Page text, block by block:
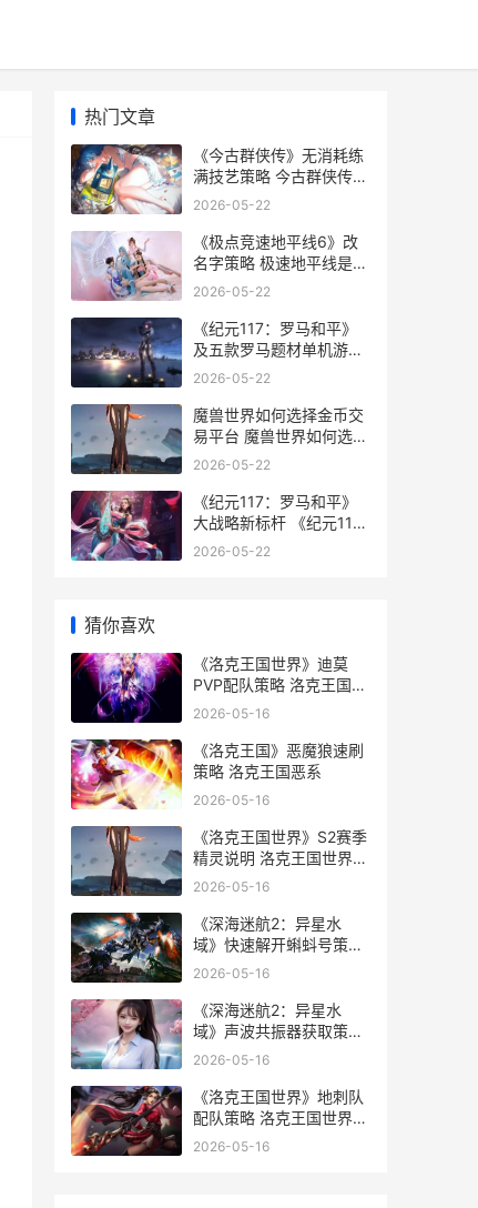
热门文章
《今古群侠传》无消耗练
满技艺策略 今古群侠传千
年猪参草
2026-05-22
《极点竞速地平线6》改
名字策略 极速地平线是什
么游戏
2026-05-22
《纪元117：罗马和平》
及五款罗马题材单机游戏
主推 《纪元117:罗马和
2026-05-22
魔兽世界如何选择金币交
易平台 魔兽世界如何选时
光服
2026-05-22
《纪元117：罗马和平》
大战略新标杆 《纪元117:
罗马和平》奇迹之主
2026-05-22
猜你喜欢
《洛克王国世界》迪莫
PVP配队策略 洛克王国世
界官网领取布瓜蝌
2026-05-16
《洛克王国》恶魔狼速刷
策略 洛克王国恶系
2026-05-16
《洛克王国世界》S2赛季
精灵说明 洛克王国世界地
图
2026-05-16
《深海迷航2：异星水
域》快速解开蝌蚪号策略
深海迷航2ps5
2026-05-16
《深海迷航2：异星水
域》声波共振器获取策略
深海迷航2手机版下载
2026-05-16
《洛克王国世界》地刺队
配队策略 洛克王国世界
wiki
2026-05-16